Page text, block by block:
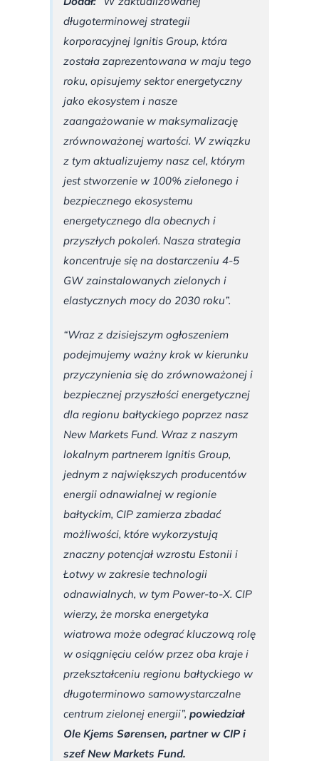
długoterminowej strategii
korporacyjnej Ignitis Group, która
została zaprezentowana w maju tego
roku, opisujemy sektor energetyczny
jako ekosystem i nasze
zaangażowanie w maksymalizację
zrównoważonej wartości. W związku
z tym aktualizujemy nasz cel, którym
jest stworzenie w 100% zielonego i
bezpiecznego ekosystemu
energetycznego dla obecnych i
przyszłych pokoleń. Nasza strategia
koncentruje się na dostarczeniu 4-5
GW zainstalowanych zielonych i
elastycznych mocy do 2030 roku”.
“Wraz z dzisiejszym ogłoszeniem
podejmujemy ważny krok w kierunku
przyczynienia się do zrównoważonej i
bezpiecznej przyszłości energetycznej
dla regionu bałtyckiego poprzez nasz
New Markets Fund. Wraz z naszym
lokalnym partnerem Ignitis Group,
jednym z największych producentów
energii odnawialnej w regionie
bałtyckim, CIP zamierza zbadać
możliwości, które wykorzystują
znaczny potencjał wzrostu Estonii i
Łotwy w zakresie technologii
odnawialnych, w tym Power-to-X. CIP
wierzy, że morska energetyka
wiatrowa może odegrać kluczową rolę
w osiągnięciu celów przez oba kraje i
przekształceniu regionu bałtyckiego w
długoterminowo samowystarczalne
centrum zielonej energii”, powiedział
Ole Kjems Sørensen, partner w CIP i
szef New Markets Fund.